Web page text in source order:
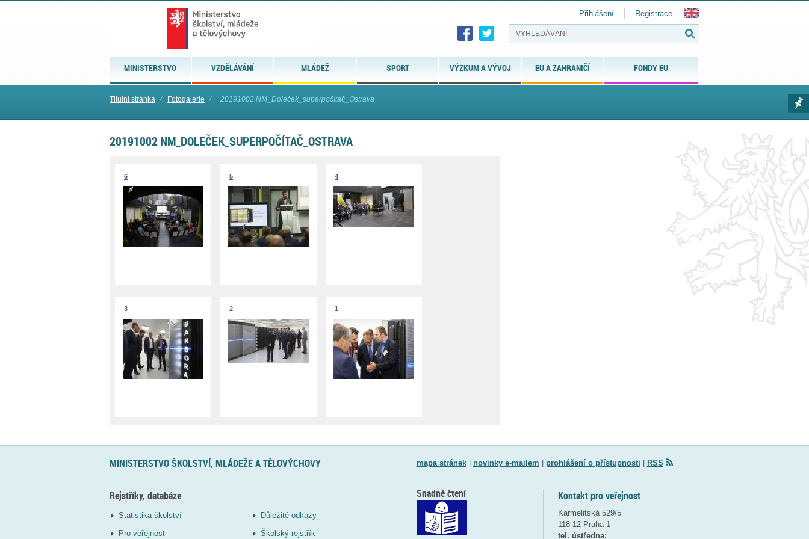
MINISTERSTVO VZDĚLÁVÁNÍ MLÁDEŽ SPORT VÝZKUM A VÝVOJ EU A ZAHRANIČÍ FONDY EU
Přihlášení Registrace
Titulní stránka ⁄ Fotogalerie ⁄ 20191002 NM_Doleček_superpočítač_Ostrava
20191002 NM_DOLEČEK_SUPERPOČÍTAČ_OSTRAVA
6 5 4
3 2 1
MINISTERSTVO ŠKOLSTVÍ, MLÁDEŽE A TĚLOVÝCHOVY mapa stránek| novinky e-mailem prohlášení o přístupnosti RSS
Rejstříky, databáze
Statistika školství
Pro veřejnost
Důležité odkazy
Školský rejstřík
Kontakt pro veřejnost
Karmelitská 529/5
118 12 Praha 1
tel. ústředna:
Snadné čtení